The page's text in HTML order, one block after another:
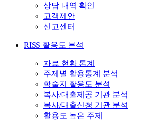
상담 내역 확인
고객제안
신고센터
RISS 활용도 분석
자료 현황 통계
주제별 활용통계 분석
학술지 활용도 분석
복사/대출제공 기관 분석
복사/대출신청 기관 분석
활용도 높은 주제